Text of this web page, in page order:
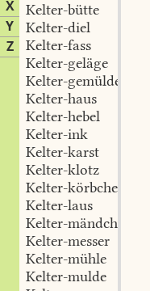
X
Y
Z
Kelter-bütte
Kelter-diel
Kelter-fass
Kelter-geläge
Kelter-gemülde
Kelter-haus
Kelter-hebel
Kelter-ink
Kelter-karst
Kelter-klotz
Kelter-körbchen
Kelter-laus
Kelter-mändchen
Kelter-messer
Kelter-mühle
Kelter-mulde